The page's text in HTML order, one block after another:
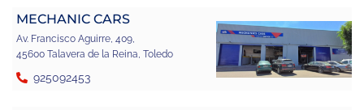
MECHANIC CARS
Av. Francisco Aguirre, 409,
45600 Talavera de la Reina, Toledo
925092453